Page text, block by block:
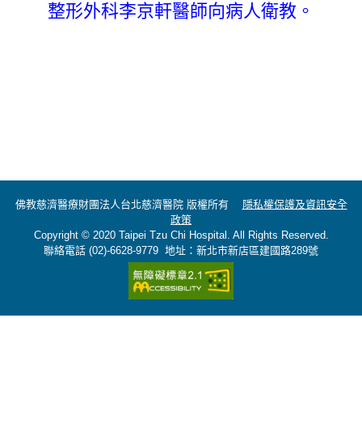
整形外科李京軒醫師向病人衛教。
佛教慈濟醫療財團法人台北慈濟醫院 版權所有 隱私權保護及資訊安全
政策
Copyright © 2020 Taipei Tzu Chi Hospital. All Rights Reserved.
聯絡電話 (02)-6628-9779 地址：新北市新店區建國路289號